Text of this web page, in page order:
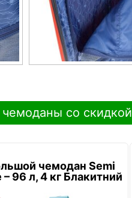
со скидкой
чемодан Semi
– 96 л, 4 кг Блакитний